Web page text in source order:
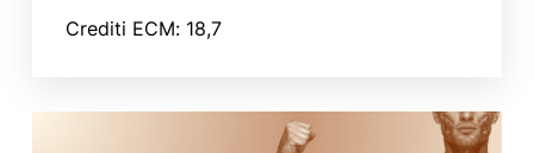
Crediti ECM: 18,7